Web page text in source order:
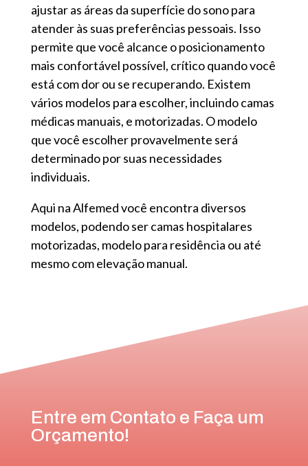
ajustar as áreas da superfície do sono para
atender às suas preferências pessoais. Isso
permite que você alcance o posicionamento
mais confortável possível, crítico quando você
está com dor ou se recuperando. Existem
vários modelos para escolher, incluindo camas
médicas manuais, e motorizadas. O modelo
que você escolher provavelmente será
determinado por suas necessidades
individuais.
Aqui na Alfemed você encontra diversos
modelos, podendo ser camas hospitalares
motorizadas, modelo para residência ou até
mesmo com elevação manual.
Entre em Contato e Faça um
Orçamento!